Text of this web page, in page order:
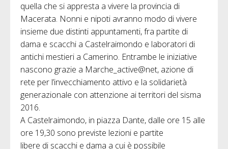
quella che si appresta a vivere la provincia di
Macerata. Nonni e nipoti avranno modo di vivere
insieme due distinti appuntamenti, fra partite di
dama e scacchi a Castelraimondo e laboratori di
antichi mestieri a Camerino. Entrambe le iniziative
nascono grazie a Marche_active@net, azione di
rete per l’invecchiamento attivo e la solidarietà
generazionale con attenzione ai territori del sisma
2016.
A Castelraimondo, in piazza Dante, dalle ore 15 alle
ore 19,30 sono previste lezioni e partite
libere di scacchi e dama a cui è possibile